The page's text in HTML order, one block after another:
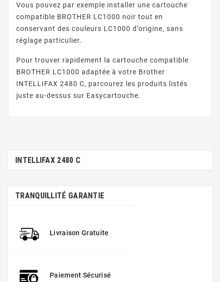
Vous pouvez par exemple installer une cartouche
compatible BROTHER LC1000 noir tout en
conservant des couleurs LC1000 d’origine, sans
réglage particulier.
Pour trouver rapidement la cartouche compatible
BROTHER LC1000 adaptée à votre Brother
INTELLIFAX 2480 C, parcourez les produits listés
juste au-dessus sur Easycartouche.
INTELLIFAX 2480 C
TRANQUILLITÉ GARANTIE
Livraison Gratuite
Paiement Sécurisé